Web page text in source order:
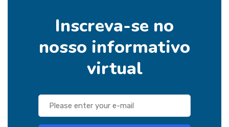
Inscreva-se no
nosso informativo
virtual